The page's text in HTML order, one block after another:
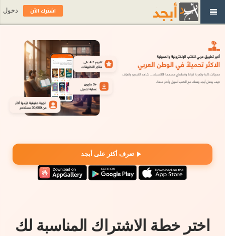
تعرف أكثر على أبجد
اختر خطة الاشتراك المناسبة لك
اشترك الآن دخول